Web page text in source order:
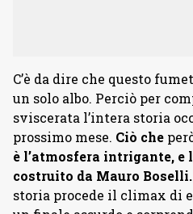
C’è da dire che questo
un solo albo. Perciò per
sviscerata l’intera storia
prossimo mese. Ciò che
è l’atmosfera intrigante, e
costruito da Mauro Boselli.
storia procede il climax di